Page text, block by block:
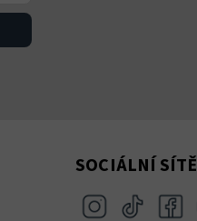
SOCIÁLNÍ SÍTĚ